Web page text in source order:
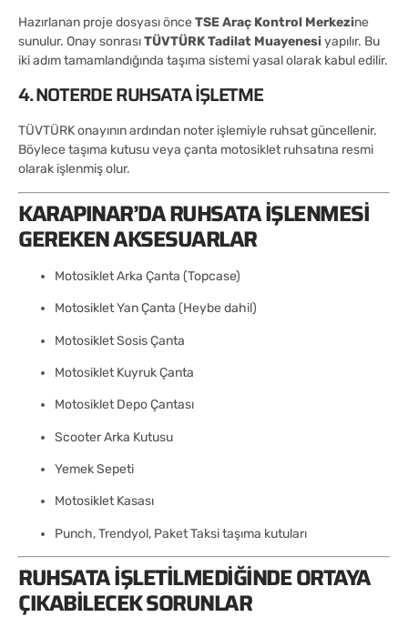
Hazırlanan proje dosyası önceTSE Araç Kontrol Merkezine
sunulur. Onay sonrasıTÜVTÜRK Tadilat Muayenesiyapılır. Bu
iki adım tamamlandığında taşıma sistemi yasal olarak kabul edilir.
4. NOTERDE RUHSATA İŞLETME
TÜVTÜRK onayının ardından noter işlemiyle ruhsat güncellenir.
Böylece taşıma kutusu veya çanta motosiklet ruhsatına resmi
olarak işlenmiş olur.
KARAPINAR’DA RUHSATA İŞLENMESI
GEREKEN AKSESUARLAR
Motosiklet Arka Çanta (Topcase)
Motosiklet Yan Çanta (Heybe dahil)
Motosiklet Sosis Çanta
Motosiklet Kuyruk Çanta
Motosiklet Depo Çantası
Scooter Arka Kutusu
Yemek Sepeti
Motosiklet Kasası
Punch, Trendyol, Paket Taksi taşıma kutuları
RUHSATA İŞLETILMEDIĞINDE ORTAYA
ÇIKABILECEK SORUNLAR